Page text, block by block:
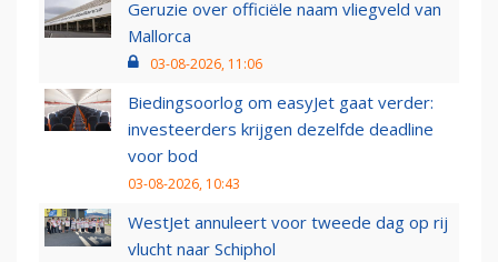
Geruzie over officiële naam vliegveld van
Mallorca
03-08-2026, 11:06
Biedingsoorlog om easyJet gaat verder:
investeerders krijgen dezelfde deadline
voor bod
03-08-2026, 10:43
WestJet annuleert voor tweede dag op rij
vlucht naar Schiphol